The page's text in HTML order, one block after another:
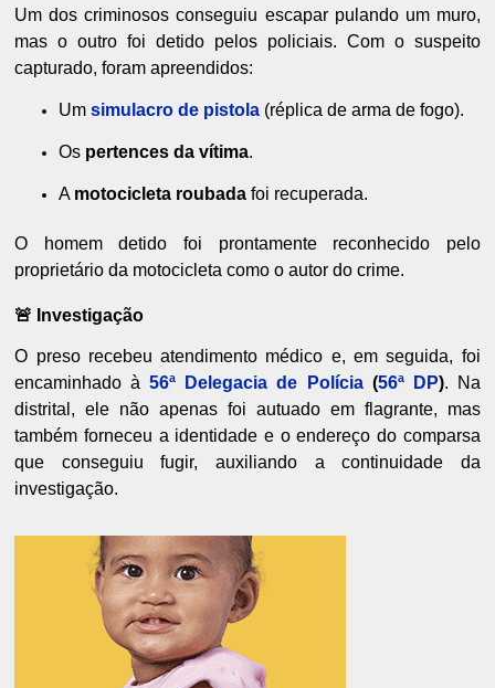
Um dos criminosos conseguiu escapar pulando um muro,
mas o outro foi detido pelos policiais. Com o suspeito
capturado, foram apreendidos:
Umsimulacro de pistola (réplica de arma de fogo).
Os pertences da vítima.
A motocicleta roubada foi recuperada.
O homem detido foi prontamente reconhecido pelo
proprietário da motocicleta como o autor do crime.
🚨 Investigação
O preso recebeu atendimento médico e, em seguida, foi
encaminhado à56ª Delegacia de Polícia(56ª DP). Na
distrital, ele não apenas foi autuado em flagrante, mas
também forneceu a identidade e o endereço do comparsa
que conseguiu fugir, auxiliando a continuidade da
investigação.